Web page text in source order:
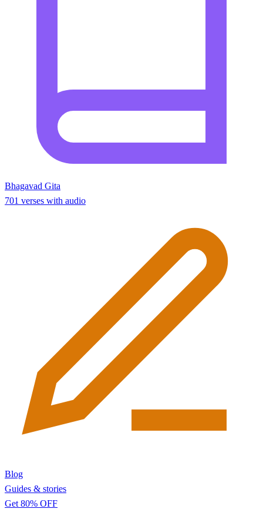
Bhagavad Gita
701 verses with audio
Blog
Guides & stories
Get 80% OFF